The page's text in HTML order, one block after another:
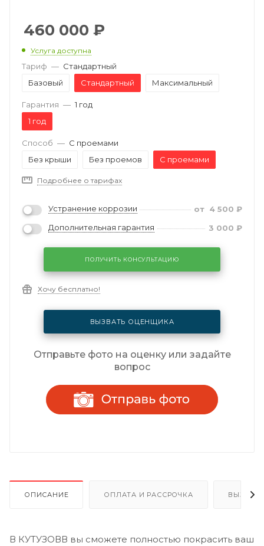
460 000 ₽
Услуга доступна
Тариф — Стандартный
Базовый
Стандартный Максимальный
Гарантия — 1 год
1 год
Способ — С проемами
Без крыши
Без проемов С проемами
Подробнее о тарифах
Устранение коррозии от 4 500 ₽
Дополнительная гарантия
3 000 ₽
ПОЛУЧИТЬ КОНСУЛЬТАЦИЮ
Хочу бесплатно!
ВЫЗВАТЬ ОЦЕНЩИКА
Отправьте фото на оценку или задайте
вопрос
ОПИСАНИЕ ОПЛАТА И РАССРОЧКА ВЫЗОВ
В КУТУЗОВВ вы сможете полностью покрасить ваш